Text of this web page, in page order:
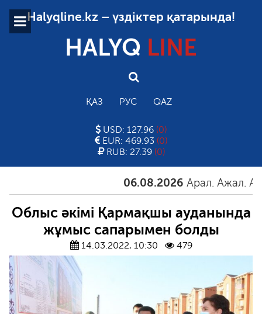
Halyqline.kz – үздіктер қатарында!
HALYQ LINE
ҚАЗ РУС QAZ
USD: 127.96 (0)
EUR: 469.93 (0)
RUB: 27.39 (0)
06.08.2026 Арал. Ажал. Айғақ
Облыс әкімі Қармақшы ауданында
жұмыс сапарымен болды
14.03.2022, 10:30 479